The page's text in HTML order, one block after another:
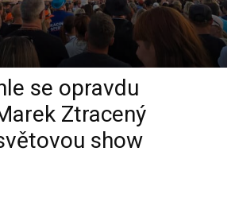
se opravdu
Ztracený
show